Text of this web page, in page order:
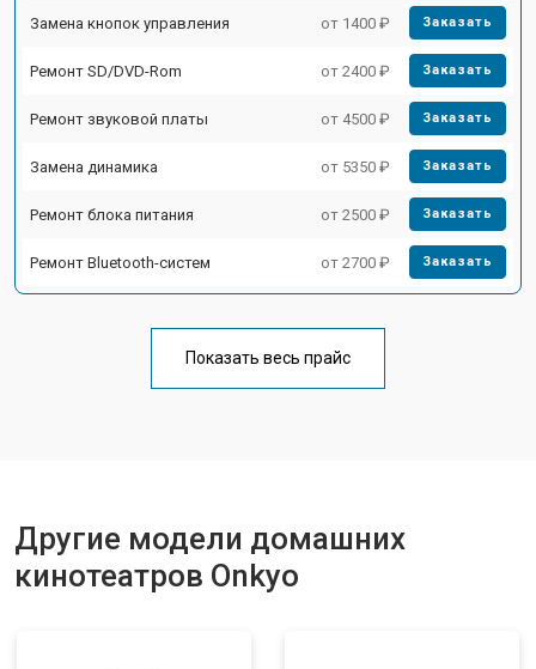
Замена кнопок управления от 1400 ₽ Заказать
Ремонт SD/DVD-Rom от 2400 ₽ Заказать
Ремонт звуковой платы от 4500 ₽ Заказать
Замена динамика от 5350 ₽ Заказать
Ремонт блока питания от 2500 ₽ Заказать
Ремонт Bluetooth-систем от 2700 ₽ Заказать
Показать весь прайс
Другие модели домашних
кинотеатров Onkyo